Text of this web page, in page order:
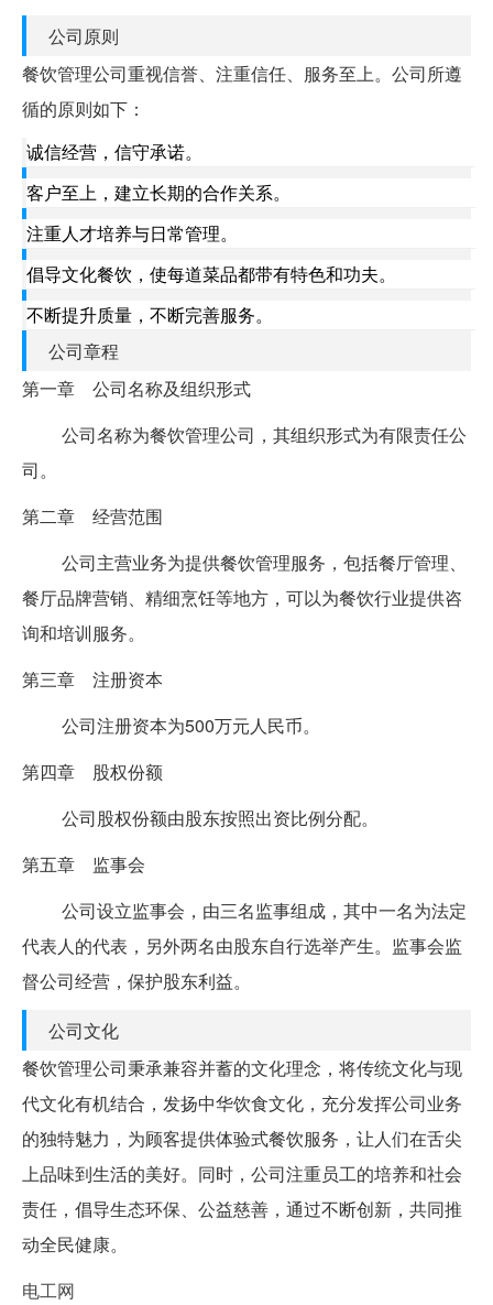
公司原则
餐饮管理公司重视信誉、注重信任、服务至上。公司所遵
循的原则如下：
诚信经营，信守承诺。
客户至上，建立长期的合作关系。
注重人才培养与日常管理。
倡导文化餐饮，使每道菜品都带有特色和功夫。
不断提升质量，不断完善服务。
公司章程
第一章 公司名称及组织形式
公司名称为餐饮管理公司，其组织形式为有限责任公
司。
第二章 经营范围
公司主营业务为提供餐饮管理服务，包括餐厅管理、
餐厅品牌营销、精细烹饪等地方，可以为餐饮行业提供咨
询和培训服务。
第三章 注册资本
公司注册资本为500万元人民币。
第四章 股权份额
公司股权份额由股东按照出资比例分配。
第五章 监事会
公司设立监事会，由三名监事组成，其中一名为法定
代表人的代表，另外两名由股东自行选举产生。监事会监
督公司经营，保护股东利益。
公司文化
餐饮管理公司秉承兼容并蓄的文化理念，将传统文化与现
代文化有机结合，发扬中华饮食文化，充分发挥公司业务
的独特魅力，为顾客提供体验式餐饮服务，让人们在舌尖
上品味到生活的美好。同时，公司注重员工的培养和社会
责任，倡导生态环保、公益慈善，通过不断创新，共同推
动全民健康。
电工网